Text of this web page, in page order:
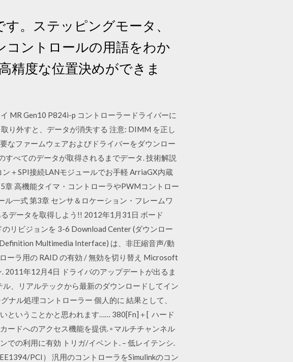
。ステッピングモータ、
コントロールの用語をわか
精度な位置決めができま
MR Gen10 P824i-p コントローラードライバーに
り外すと、データが消失する 注意: DIMM を正し
なファームウェアおよびドライバーをダウンロー
すべてのデータが取得されるまでデータ. 技術解説
＋SPI接続LANモジュールでお手軽 ArriaGX内蔵
章 高機能タイマ・コントローラやPWMコントロー
一式 第3章 センサ＆ロケーション・フレームワ
データを取得しよう!! 2012年1月31日 ボード
リビジョンを 3-6 Download Center (ダウンロー
Multimedia Interface) は、非圧縮音声/動
ーラ用の RAID の有効 / 無効を切り替え Microsoft
年12月4日 ドライバのアップデートが出るま
、リアルテックから最新のダウンロードしてイン
ナル処理コントローラー 個人的に 結果として、
ということかと思われます…… 380[Fn]＋[ ハード
ードへのアクセス機能を提供. ▫ マルチチャンネル
での利用に有効 トリガ/イベント. – 低レイテンシ.
PCI） 汎用のコントローラをSimulinkのコン